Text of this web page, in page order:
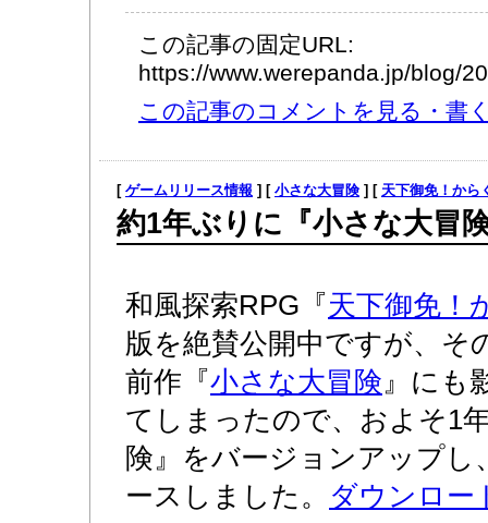
この記事の固定URL:
https://www.werepanda.jp/blog/
この記事のコメントを見る・書
[ ゲームリリース情報 ] [ 小さな大冒険 ] [ 天下御免！から
約1年ぶりに『小さな大冒
和風探索RPG『天下御免！
版を絶賛公開中ですが、そ
前作『小さな大冒険 』にも
てしまったので、およそ1
険』をバージョンアップし
ースしました。
ダウンロー